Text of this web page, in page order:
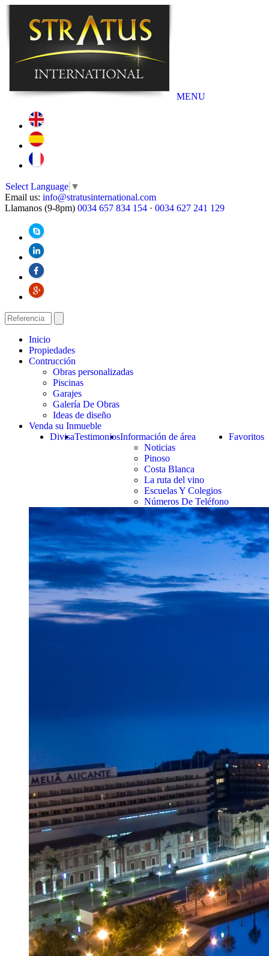
MENU
Select Language ▼
Email us: info@stratusinternational.com
Llamanos (9-8pm) 0034 657 834 154 · 0034 627 241 129
Inicio
Propiedades
Contrucción
Obras personalizadas
Piscinas
Garajes
Galería De Obras
Ideas de diseño
Venda su Inmueble
Favoritos
Información de área
Noticias
Pinoso
Costa Blanca
La ruta del vino
Escuelas Y Colegios
Números De Teléfono
Testimonios
Divisa